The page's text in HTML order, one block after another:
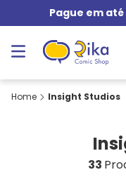
Pague em até
Insight Studios
33